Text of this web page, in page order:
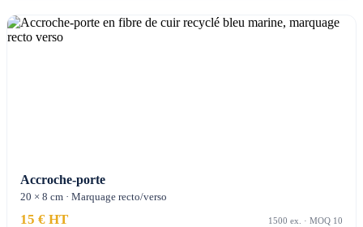
Accroche-porte
20 × 8 cm · Marquage recto/verso
15 € HT 1500 ex. · MOQ 10